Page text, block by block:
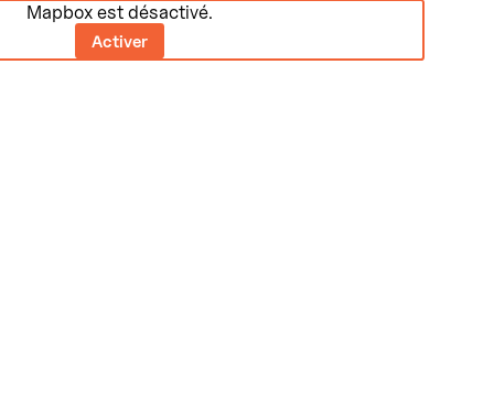
Mapbox est désactivé.
Activer